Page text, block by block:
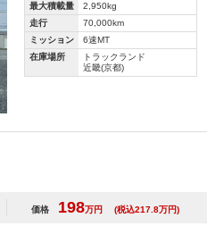
最大積載量
2,950kg
走行
70,000km
ミッション
6速MT
在庫場所
トラックランド
近畿(京都)
価格 198万円 (税込217.8万円)